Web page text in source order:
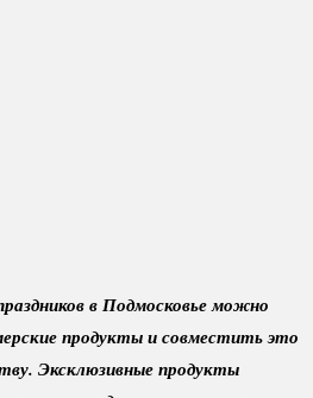
в Подмосковье можно
продукты и совместить это
Эксклюзивные продукты